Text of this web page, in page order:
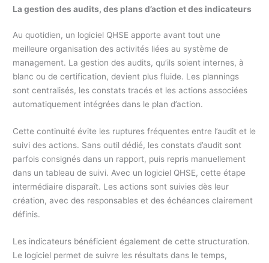
La gestion des audits, des plans d’action et des indicateurs
Au quotidien, un logiciel QHSE apporte avant tout une
meilleure organisation des activités liées au système de
management. La gestion des audits, qu’ils soient internes, à
blanc ou de certification, devient plus fluide. Les plannings
sont centralisés, les constats tracés et les actions associées
automatiquement intégrées dans le plan d’action.
Cette continuité évite les ruptures fréquentes entre l’audit et le
suivi des actions. Sans outil dédié, les constats d’audit sont
parfois consignés dans un rapport, puis repris manuellement
dans un tableau de suivi. Avec un logiciel QHSE, cette étape
intermédiaire disparaît. Les actions sont suivies dès leur
création, avec des responsables et des échéances clairement
définis.
Les indicateurs bénéficient également de cette structuration.
Le logiciel permet de suivre les résultats dans le temps,